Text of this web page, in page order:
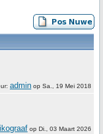
admin op Sa., 19 Mei 2018
op Di., 03 Maart 2026